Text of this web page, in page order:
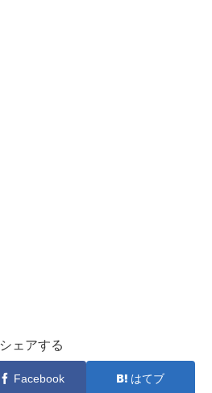
シェアする
Facebook はてブ